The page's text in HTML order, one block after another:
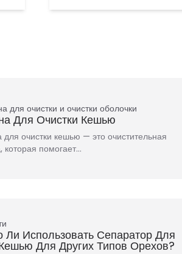
для очистки и очистки оболочки
Для Очистки Кешью
очистки кешью — это очистительная
помогает…
Использовать Сепаратор Для
Для Других Типов Орехов?